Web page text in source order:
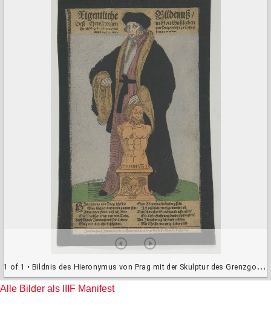
1 of 1 • Bildnis des Hieronymus von Prag mit der Skulptur des Grenzgottes Terminus (Mp6456_b)
Alle Bilder als IIIF Manifest